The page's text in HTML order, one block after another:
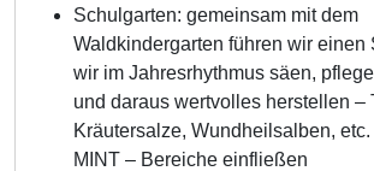
Schulgarten: gemeinsam mit dem
Waldkindergarten führen wir einen
wir im Jahresrhythmus säen,
und daraus wertvolles herstellen –
Kräutersalze, Wundheilsalben,
MINT – Bereiche einfließen